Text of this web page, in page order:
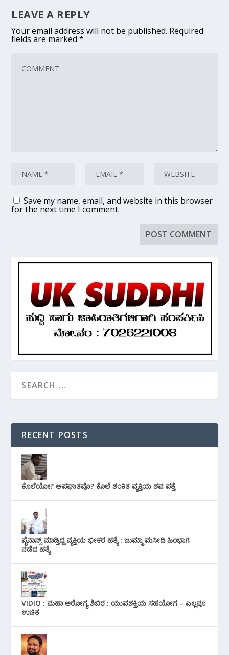
LEAVE A REPLY
Your email address will not be published. Required
fields are marked*
Save my name, email, and website in this browser
for the next time I comment.
RECENT POSTS
ಕೊಲೆಯೋ? ಅಪಘಾತವೊ? ಕೊಲೆ ಶಂಕಿತ ವ್ಯಕ್ತಿಯ ಶವ ಪತ್ತೆ
ಪೈನಾನ್ಸ್ ಮಾಡ್ತಿದ್ದ ವ್ಯಕ್ತಿಯ ಭೀಕರ‌ ಹತ್ಯೆ : ಜುಮ್ಮಾ ಮಸೀದಿ ಹಿಂಭಾಗ
ನಡೆದ ಹತ್ಯೆ
VIDIO : ಮಹಾ ಆರೋಗ್ಯ ಶಿಬಿರ : ಯುವಶಕ್ತಿಯ ಸಹಯೋಗ – ಎಲ್ಲವೂ
ಉಚಿತ